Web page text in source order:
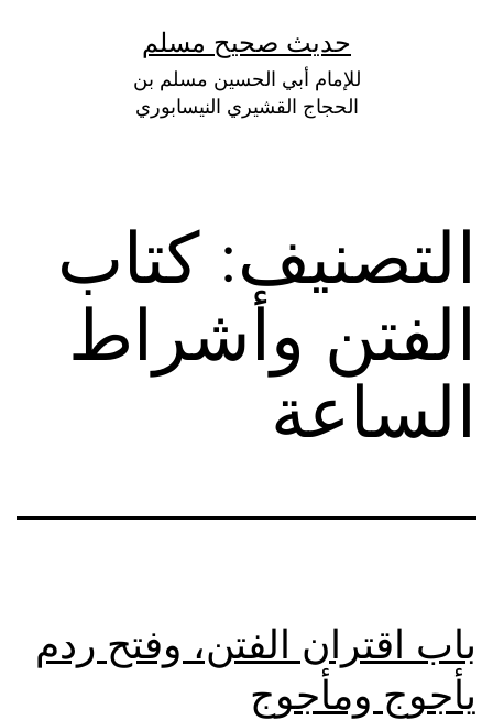
حديث صحيح مسلم
للإمام أبي الحسين مسلم بن
الحجاج القشيري النيسابوري
التصنيف:كتاب
الفتن وأشراط
الساعة
باب اقتران الفتن، وفتح ردم
يأجوج ومأجوج